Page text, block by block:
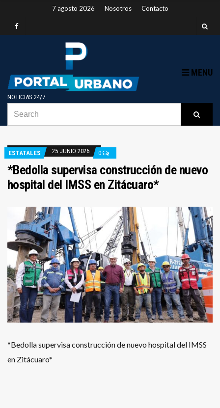
7 agosto 2026 Nosotros Contacto
NOTICIAS 24/7
MENU
ESTATALES 25 JUNIO 2026 0
*Bedolla supervisa construcción de nuevo
hospital del IMSS en Zitácuaro*
*Bedolla supervisa construcción de nuevo hospital del IMSS
en Zitácuaro*